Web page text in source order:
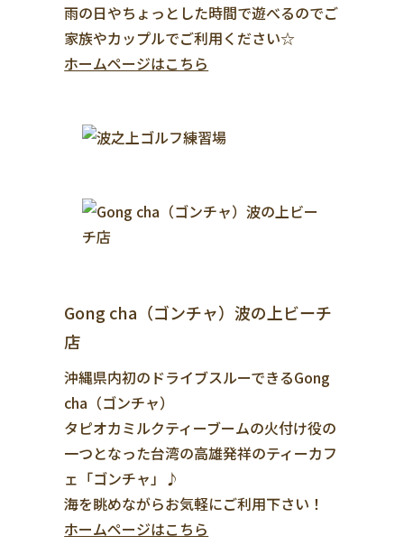
雨の日やちょっとした時間で遊べるのでご
家族やカップルでご利用ください☆
ホームページはこちら
Gong cha（ゴンチャ）波の上ビーチ
店
沖縄県内初のドライブスルーできるGong
cha（ゴンチャ）
タピオカミルクティーブームの火付け役の
一つとなった台湾の高雄発祥のティーカフ
ェ「ゴンチャ」♪
海を眺めながらお気軽にご利用下さい！
ホームページはこちら